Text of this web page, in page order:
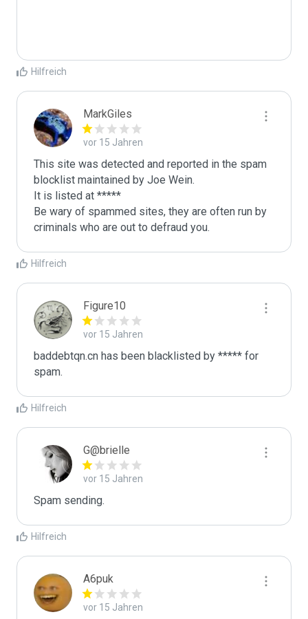
Hilfreich
MarkGiles
vor 15 Jahren
This site was detected and reported in the spam
blocklist maintained by Joe Wein.
It is listed at *****
Be wary of spammed sites, they are often run by
criminals who are out to defraud you.
Hilfreich
Figure10
vor 15 Jahren
baddebtqn.cn has been blacklisted by ***** for
spam.
Hilfreich
G@brielle
vor 15 Jahren
Spam sending.
Hilfreich
A6puk
vor 15 Jahren